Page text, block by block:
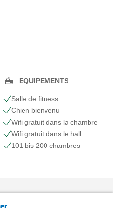
EQUIPEMENTS
Salle de fitness
Chien bienvenu
Wifi gratuit dans la chambre
Wifi gratuit dans le hall
101 bis 200 chambres